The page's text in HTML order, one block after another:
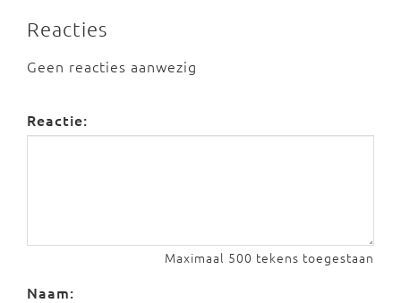
Reacties
Geen reacties aanwezig
Reactie:
Maximaal 500 tekens toegestaan
Naam: